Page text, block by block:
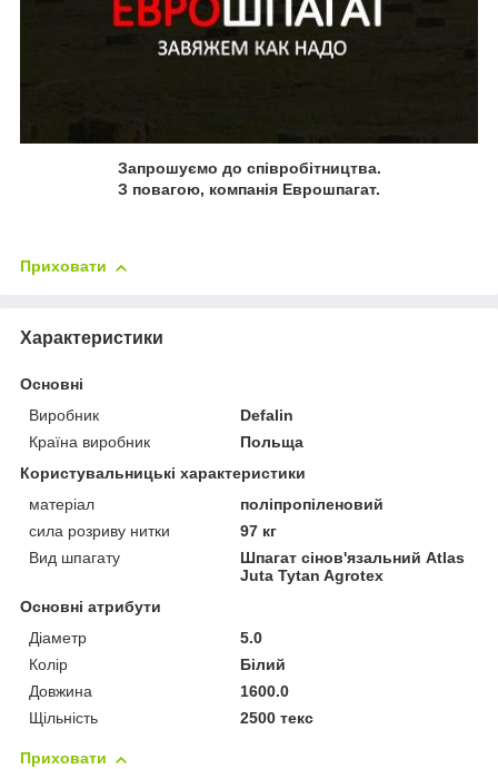
Запрошуємо до співробітництва.
З повагою, компанія Еврошпагат.
Приховати
Характеристики
Основні
Виробник
Defalin
Країна виробник
Польща
Користувальницькі характеристики
матеріал
поліпропіленовий
сила розриву нитки
97 кг
Вид шпагату
Шпагат сінов'язальний Atlas
Juta Tytan Agrotex
Основні атрибути
Діаметр
5.0
Колір
Білий
Довжина
1600.0
Щільність
2500 текс
Приховати